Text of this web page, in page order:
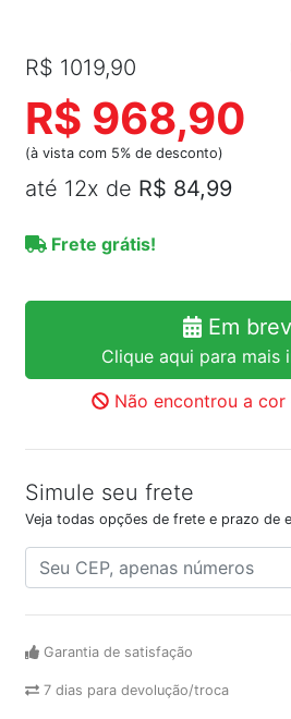
R$ 1019,90
R$ 968,90
(à vista com 5% de desconto)
até 12x de R$ 84,99
Frete grátis!
Em
Clique aqui para mais
Não encontrou a cor
Simule seu frete
Veja todas opções de frete e prazo de
Garantia de satisfação
7 dias para devolução/troca